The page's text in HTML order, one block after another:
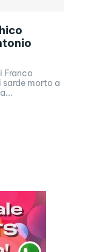
Franco
morto a